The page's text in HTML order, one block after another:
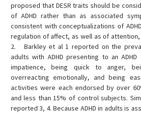
proposed that DESR traits should be
of ADHD rather than as associated
consistent with conceptualizations of
regulation of affect, as well as of
2. Barkley et al 1 reported on the
adults with ADHD presenting to an
impatience, being quick to anger,
overreacting emotionally, and being
activities were each endorsed by over
and less than 15% of control subjects.
reported 3, 4. Because ADHD in adults is